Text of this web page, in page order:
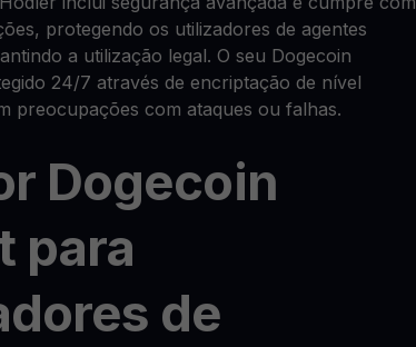
protegendo os utilizadores de agentes
a utilização legal. O seu Dogecoin
24/7 através de encriptação de nível
preocupações com ataques ou falhas.
Dogecoin
para
de